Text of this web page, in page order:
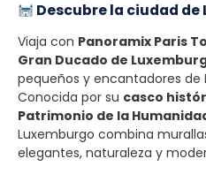
Descubre la ciudad
Viaja con Panoramix Paris
Gran Ducado de
pequeños y encantadores de
Conocida por su casco
Patrimonio de la
Luxemburgo combina
elegantes, naturaleza y